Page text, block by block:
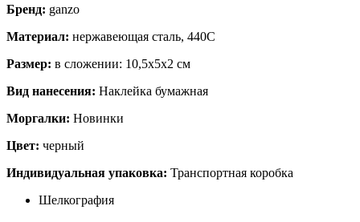
Бренд: ganzo
Материал: нержавеющая сталь, 440С
Размер: в сложении: 10,5х5х2 см
Вид нанесения: Наклейка бумажная
Моргалки: Новинки
Цвет: черный
Индивидуальная упаковка: Транспортная коробка
Шелкография